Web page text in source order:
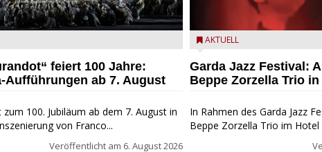
von Verona - Ennevi für
feiert 100 Jahre:
Aufführungen ab 7. August
zum 100. Jubiläum ab dem 7. August in
von Franco...
Veröffentlicht am 6. August 2026
Beppe Zorzella Trio zu Gast
AKTUELL
Garda Jazz Festival:
Beppe Zorzella Trio in
In Rahmen des Garda Jazz
Beppe Zorzella Trio im Hotel